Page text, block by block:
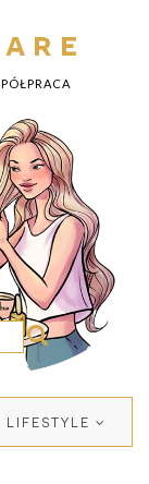
LIFESTYLE